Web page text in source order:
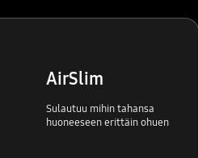
AirSlim
Sulautuu mihin tahansa
huoneeseen erittäin ohuen